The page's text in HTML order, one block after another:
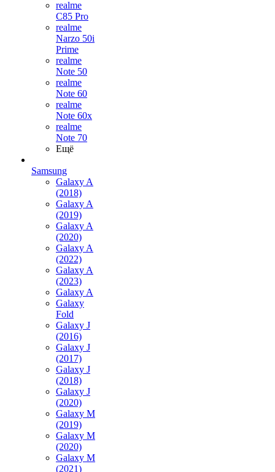
realme
C85 Pro
realme
Narzo 50i
Prime
realme
Note 50
realme
Note 60
realme
Note 60x
realme
Note 70
Ещё
Samsung
Galaxy A
(2018)
Galaxy A
(2019)
Galaxy A
(2020)
Galaxy A
(2022)
Galaxy A
(2023)
Galaxy A
Galaxy
Fold
Galaxy J
(2016)
Galaxy J
(2017)
Galaxy J
(2018)
Galaxy J
(2020)
Galaxy M
(2019)
Galaxy M
(2020)
Galaxy M
(2021)